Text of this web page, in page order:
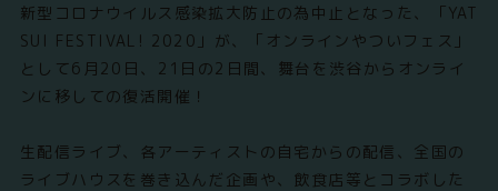
新型コロナウイルス感染拡大防止の為中止となった、「YAT
SUI FESTIVAL! 2020」が、「オンラインやついフェス」
として6月20日、21日の2日間、舞台を渋谷からオンライ
ンに移しての復活開催！
生配信ライブ、各アーティストの自宅からの配信、全国の
ライブハウスを巻き込んだ企画や、飲食店等とコラボした